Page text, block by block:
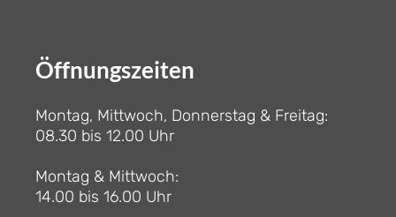
Öffnungszeiten
Montag, Mittwoch, Donnerstag & Freitag:
08.30 bis 12.00 Uhr
Montag & Mittwoch:
14.00 bis 16.00 Uhr